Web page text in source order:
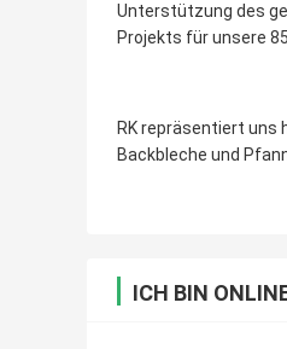
Unterstützung des
Projekts für unsere
RK repräsentiert uns
Backbleche und
ICH BIN